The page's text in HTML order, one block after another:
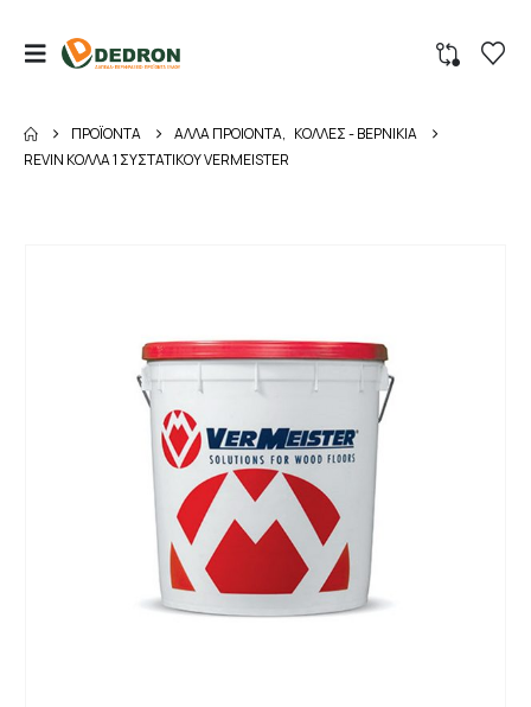
ΠΡΟΪΌΝΤΑ ΑΛΛΑ ΠΡΟΙΟΝΤΑ, ΚΟΛΛΕΣ - ΒΕΡΝΙΚΙΑ
REVIN ΚΟΛΛΑ 1 ΣΥΣΤΑΤΙΚΟΥ VERMEISTER